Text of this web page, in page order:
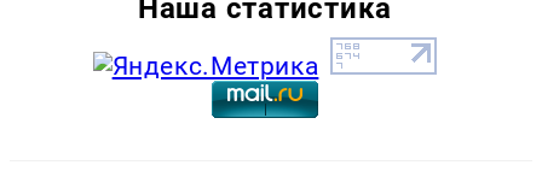
Наша статистика